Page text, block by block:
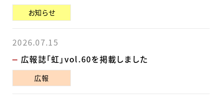
お知らせ
2026.07.15
広報誌「虹」vol.60を掲載しました
広報